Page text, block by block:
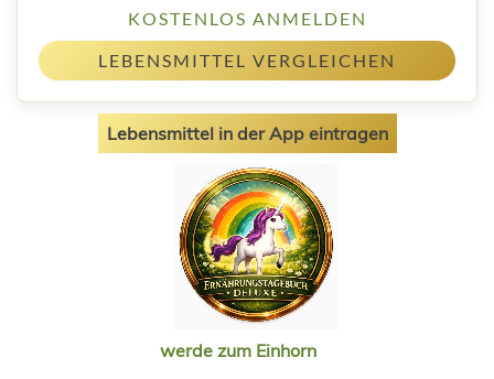
KOSTENLOS ANMELDEN
LEBENSMITTEL VERGLEICHEN
Lebensmittel in der App eintragen
werde zum Einhorn